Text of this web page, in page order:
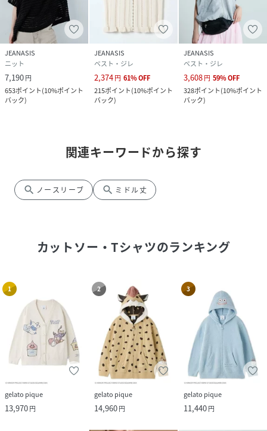
JEANASIS
ニット
7,190円
653ポイント(10%ポイント
バック)
JEANASIS
ベスト・ジレ
2,374円 61%OFF
215ポイント(10%ポイント
バック)
JEANASIS
ベスト・ジレ
3,608円 59%OFF
328ポイント(10%ポイント
バック)
関連キーワードから探す
search ノースリーブ search ミドル丈
カットソー・Tシャツのランキング
1
gelato pique
13,970円
2
gelato pique
14,960円
3
gelato pique
11,440円